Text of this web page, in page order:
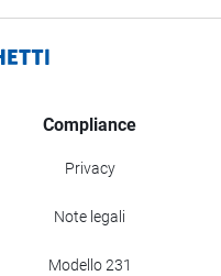
Compliance
Privacy
Note legali
Modello 231